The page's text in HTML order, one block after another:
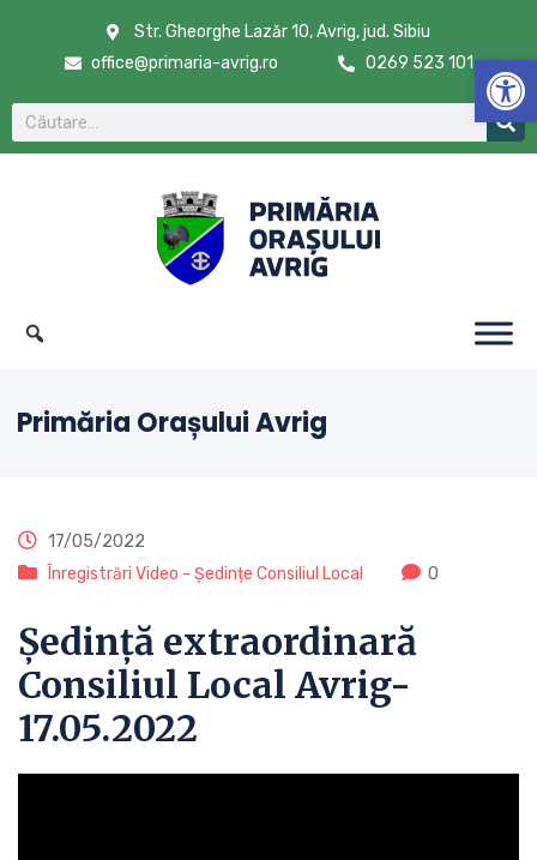
Str. Gheorghe Lazăr 10, Avrig, jud. Sibiu
office@primaria-avrig.ro
0269 523 101
Primăria Orașului Avrig
17/05/2022
Înregistrări Video - Ședințe Consiliul Local
0
Ședință extraordinară
Consiliul Local Avrig-
17.05.2022